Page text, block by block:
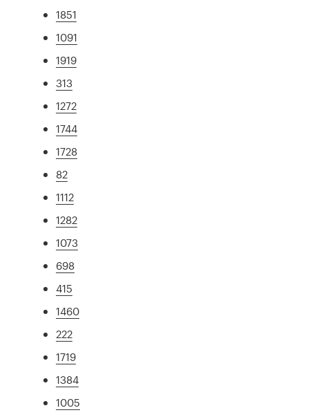
1851
1091
1919
313
1272
1744
1728
82
1112
1282
1073
698
415
1460
222
1719
1384
1005